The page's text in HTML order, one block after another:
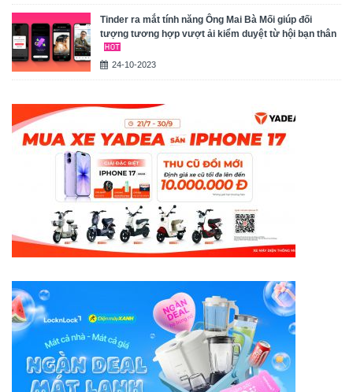
Tinder ra mắt tính năng Ông Mai Bà Mối giúp đối
tượng tương hợp vượt ải kiểm duyệt từ hội bạn thân
24-10-2023